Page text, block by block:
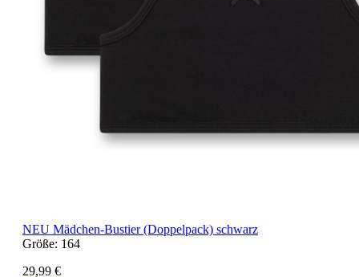
NEU Mädchen-Bustier (Doppelpack) schwarz
Größe: 164
29,99 €